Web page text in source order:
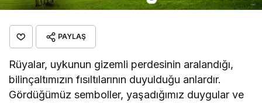
PAYLAŞ
Rüyalar, uykunun gizemli perdesinin aralandığı,
bilinçaltımızın fısıltılarının duyulduğu anlardır.
Gördüğümüz semboller, yaşadığımız duygular ve